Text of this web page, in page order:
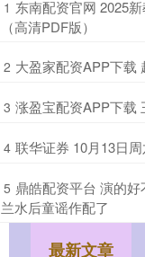
1 东南配资官网 2025
（高清PDF版）
2 大盈家配资APP下载
3 涨盈宝配资APP下载
4 联华证券 10月13日
5 鼎皓配资平台 演的
兰水后童谣作配了
最新文章